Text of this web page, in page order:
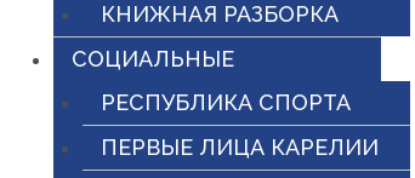
КНИЖНАЯ РАЗБОРКА
СОЦИАЛЬНЫЕ
РЕСПУБЛИКА СПОРТА
ПЕРВЫЕ ЛИЦА КАРЕЛИИ